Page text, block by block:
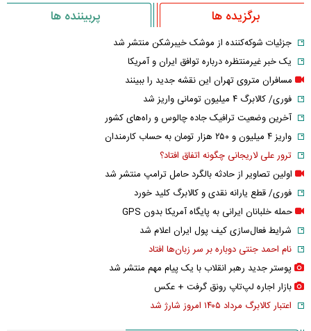
برگزیده ها پربیننده ها
جزئیات شوکه‌کننده از موشک خیبرشکن منتشر شد
یک خبر غیرمنتظره درباره توافق ایران و آمریکا
مسافران متروی تهران این نقشه جدید را ببینند
فوری/ کالابرگ ۴ میلیون تومانی واریز شد
آخرین وضعیت ترافیک جاده چالوس و راه‌های کشور
واریز ۴ میلیون و ۲۵۰ هزار تومان به حساب کارمندان
ترور علی لاریجانی چگونه اتفاق افتاد؟
اولین تصاویر از حادثه بالگرد حامل ترامپ منتشر شد
فوری/ قطع یارانه نقدی و کالابرگ کلید خورد
حمله خلبانان ایرانی به پایگاه آمریکا بدون GPS
شرایط فعال‌سازی کیف پول ایران اعلام شد
نام احمد جنتی دوباره بر سر زبان‌ها افتاد
پوستر جدید رهبر انقلاب با یک پیام مهم منتشر شد
بازار اجاره لپ‌تاپ رونق گرفت + عکس
اعتبار کالابرگ مرداد ۱۴۰۵ امروز شارژ شد